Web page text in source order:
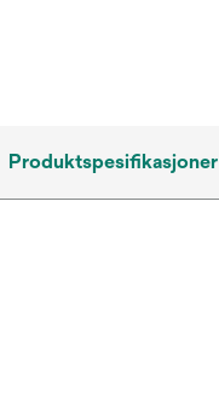
Produktspesifikasjoner